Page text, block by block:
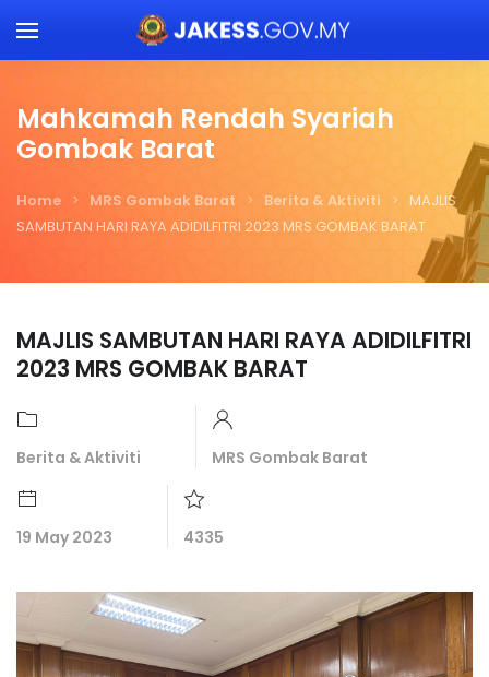
Skip to main content
Mahkamah Rendah Syariah
Gombak Barat
Home MRS Gombak Barat Berita & Aktiviti
MAJLIS
SAMBUTAN HARI RAYA ADIDILFITRI 2023 MRS GOMBAK BARAT
MAJLIS SAMBUTAN HARI RAYA ADIDILFITRI
2023 MRS GOMBAK BARAT
Berita & Aktiviti MRS Gombak Barat
19 May 2023 4335